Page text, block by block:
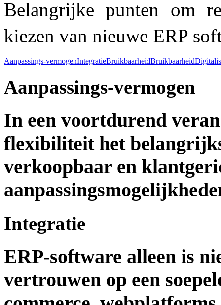
Belangrijke punten om
kiezen van nieuwe ERP
Aanpassings-vermogenIntegratieBruikbaarheidBruikbaarheid
Aanpassings-vermogen
In een voortdurend
flexibiliteit het
verkoopbaar en
Integratie
ERP-software alleen is
vertrouwen op een